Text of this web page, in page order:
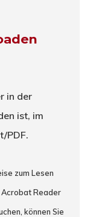
in der
ist, im
PDF.
zum Lesen
Reader
können Sie